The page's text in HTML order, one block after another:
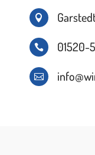

 01520-
